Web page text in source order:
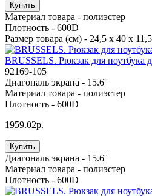
Купить
Материал товара - полиэстер
Плотность - 600D
Размер товара (см) - 24,5 x 40 x 11,5
BRUSSELS. Рюкзак для ноутбука
92169-105
Диагональ экрана - 15.6''
Материал товара - полиэстер
Плотность - 600D
1959.02р.
Купить
Диагональ экрана - 15.6''
Материал товара - полиэстер
Плотность - 600D